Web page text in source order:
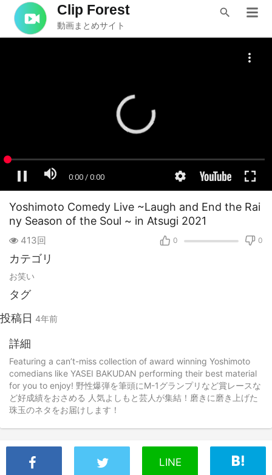
Clip Forest
動画まとめサイト
Yoshimoto Comedy Live ~Laugh and End the Rai
ny Season of the Soul ~ in Atsugi 2021
0 0
413回
カテゴリ
お笑い
タグ
投稿日 4年前
詳細
Featuring a can’t-miss collection of award winning Yoshimoto
comedians like YASEI BAKUDAN performing their best material
for you to enjoy! 野性爆弾を筆頭にM-1グランプリなど賞レースな
ど好成績をおさめる 人気よしもと芸人が集結！磨きに磨き上げた
珠玉のネタをお届けします！
LINE